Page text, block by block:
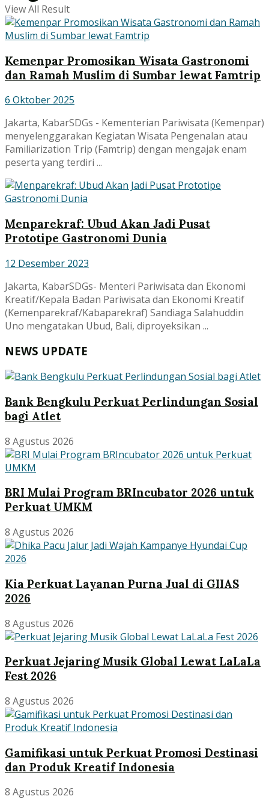
View All Result
Kemenpar Promosikan Wisata Gastronomi
dan Ramah Muslim di Sumbar lewat Famtrip
6 Oktober 2025
Jakarta, KabarSDGs - Kementerian Pariwisata (Kemenpar)
menyelenggarakan Kegiatan Wisata Pengenalan atau
Familiarization Trip (Famtrip) dengan mengajak enam
peserta yang terdiri ...
Menparekraf: Ubud Akan Jadi Pusat
Prototipe Gastronomi Dunia
12 Desember 2023
Jakarta, KabarSDGs- Menteri Pariwisata dan Ekonomi
Kreatif/Kepala Badan Pariwisata dan Ekonomi Kreatif
(Kemenparekraf/Kabaparekraf) Sandiaga Salahuddin
Uno mengatakan Ubud, Bali, diproyeksikan ...
NEWS UPDATE
Bank Bengkulu Perkuat Perlindungan Sosial
bagi Atlet
8 Agustus 2026
BRI Mulai Program BRIncubator 2026 untuk
Perkuat UMKM
8 Agustus 2026
Kia Perkuat Layanan Purna Jual di GIIAS
2026
8 Agustus 2026
Perkuat Jejaring Musik Global Lewat LaLaLa
Fest 2026
8 Agustus 2026
Gamifikasi untuk Perkuat Promosi Destinasi
dan Produk Kreatif Indonesia
8 Agustus 2026